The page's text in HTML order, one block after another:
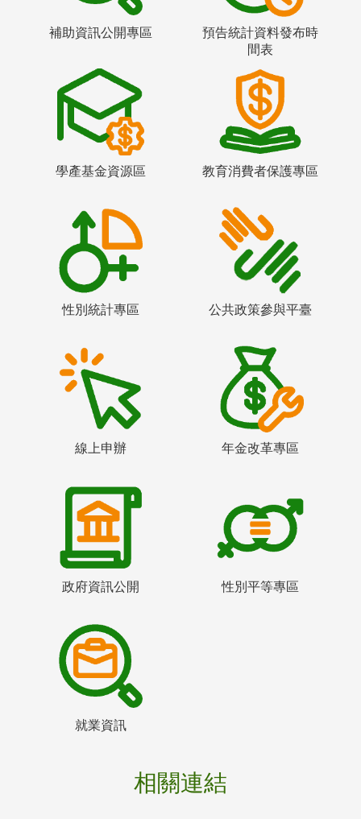
補助資訊公開專區
預告統計資料發布時
間表
學產基金資源區 教育消費者保護專區
性別統計專區 公共政策參與平臺
線上申辦 年金改革專區
政府資訊公開 性別平等專區
就業資訊
相關連結